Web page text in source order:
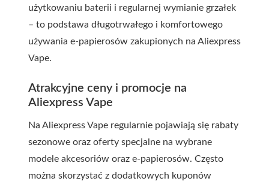
użytkowaniu baterii i regularnej wymianie grzałek
– to podstawa długotrwałego i komfortowego
używania e-papierosów zakupionych na Aliexpress
Vape.
Atrakcyjne ceny i promocje na
Aliexpress Vape
Na Aliexpress Vape regularnie pojawiają się rabaty
sezonowe oraz oferty specjalne na wybrane
modele akcesoriów oraz e-papierosów. Często
można skorzystać z dodatkowych kuponów